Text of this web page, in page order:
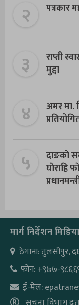
२ पत्रकार
३
राप्ती
मुद्दा
४
अमर मा.
५
दाङकाे
घाेराहि
मार्ग निर्देशन
ठेगाना: तुलसीपुर,
फोन: +९७७-
ई-मेल: